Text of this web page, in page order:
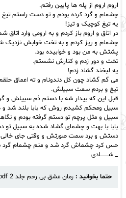
اروم اروم از پله ها پایین رفتم.
چشمام و گرد کرده بودم و تو دست راستم تیغ
یه تیغ کوچیک و تیز!
در اتاق و اروم باز کردم و به ارومی وارد اتاق
چشمام و ریز کردم‌ و به تخت خوابش نزدیک‌
پشتش به من بود و خوابیده بود.
تخت و دور زدم و کنارش نشستم.
یه لبخند گشاد زدم!
می گم گشاد چون کل دندونام و ته اعماق
تیغ و بردم سمت سبیلش.
قبل این که بیدار شه با دستم دُم سبیلش و
سبیل و‌محکم کشیدم‌ روش که بابا بلند شد
سبیل و مثل پرچم تو دستم گرفته بودم و
بابا با بهت و‌ چشمای گشاد شده به سبیل تو
دستش و برد سمت صورتش و وقتی جای
حس کرد چشماش گرد شد و منم چشمام گرد
_ شــــــــادی
حتما بخوانید : رمان عشق بی رحم جلد 2 pdf